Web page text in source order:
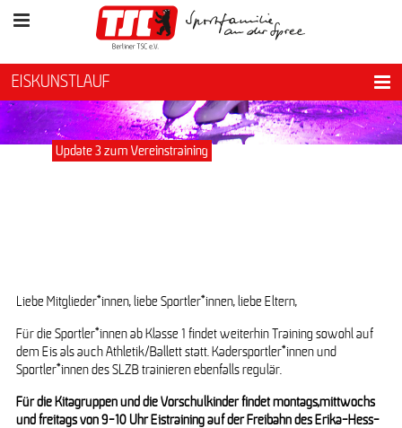
EISKUNSTLAUF
Update 3 zum Vereinstraining
Liebe Mitglieder*innen, liebe Sportler*innen, liebe Eltern,
Für die Sportler*innen ab Klasse 1 findet weiterhin Training sowohl auf
dem Eis als auch Athletik/Ballett statt. Kadersportler*innen und
Sportler*innen des SLZB trainieren ebenfalls regulär.
Für die Kitagruppen und die Vorschulkinder findet montags,mittwochs
und freitags von 9-10 Uhr Eistraining auf der Freibahn des Erika-Hess-